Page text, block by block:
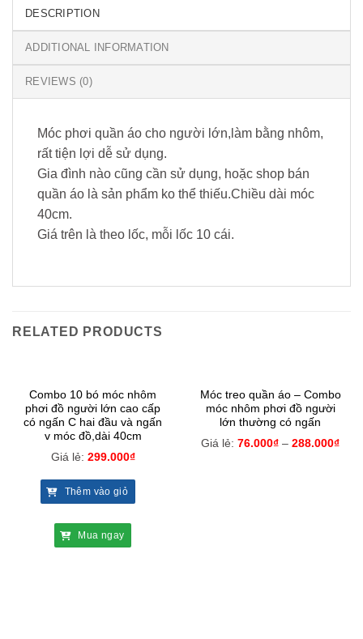
DESCRIPTION
ADDITIONAL INFORMATION
REVIEWS (0)
Móc phơi quần áo cho người lớn,làm bằng nhôm,
rất tiện lợi dễ sử dụng.
Gia đình nào cũng cần sử dụng, hoặc shop bán
quần áo là sản phẩm ko thể thiếu.Chiều dài móc
40cm.
Giá trên là theo lốc, mỗi lốc 10 cái.
RELATED PRODUCTS
Combo 10 bó móc nhôm
phơi đồ người lớn cao cấp
có ngấn C hai đầu và ngấn
v móc đồ,dài 40cm
Giá lẻ: 299.000₫
Thêm vào giỏ
Mua ngay
Móc treo quần áo – Combo
móc nhôm phơi đồ người
lớn thường có ngấn
Giá lẻ: 76.000₫ – 288.000₫